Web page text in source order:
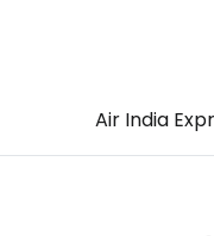
Air India